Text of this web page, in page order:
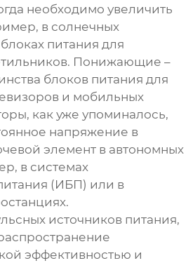
необходимо увеличить
в солнечных
питания для
Понижающие –
блоков питания для
и мобильных
как уже упоминалось,
напряжение в
элемент в автономных
в системах
(ИБП) или в
источников питания,
эффективностью и